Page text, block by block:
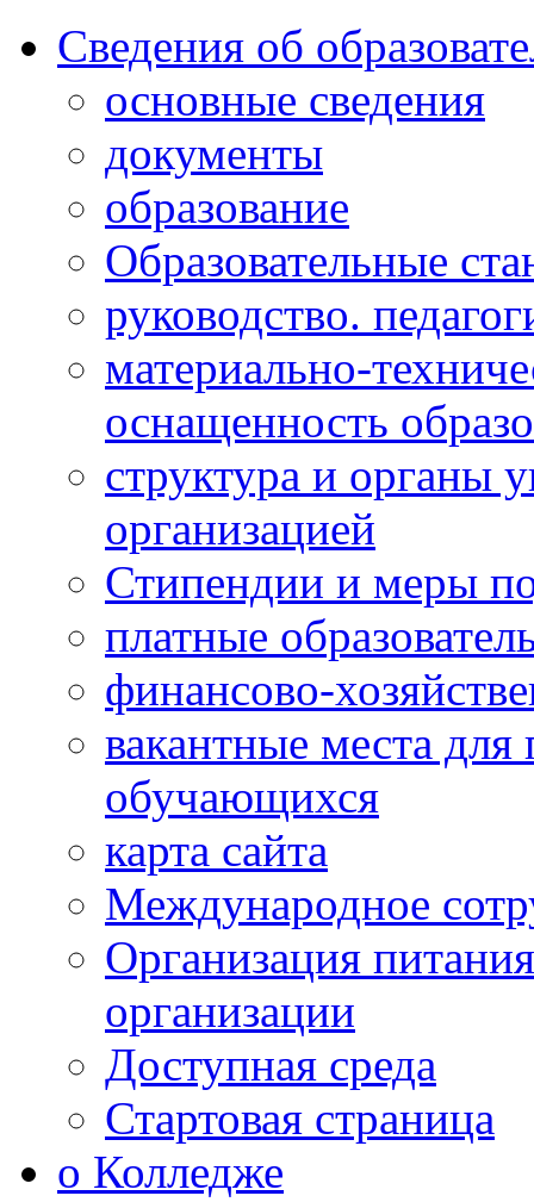
Сведения об
основные сведения
документы
образование
Образовательные
руководство.
материально-
оснащенность
структура и органы
организацией
Стипендии и меры
платные
финансово-
вакантные места
обучающихся
карта сайта
Международное
Организация
организации
Доступная среда
Стартовая страница
о Колледже